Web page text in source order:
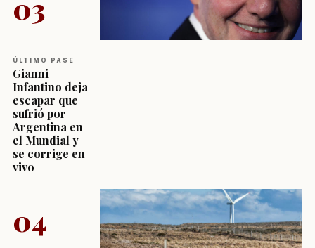
03
ÚLTIMO PASE
Gianni
Infantino deja
escapar que
sufrió por
Argentina en
el Mundial y
se corrige en
vivo
04